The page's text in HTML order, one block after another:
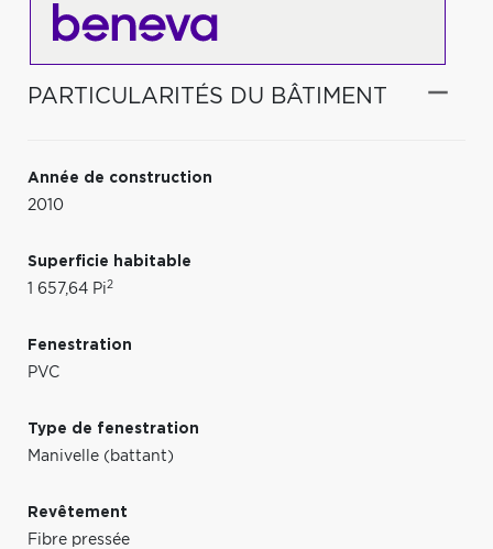
PARTICULARITÉS DU BÂTIMENT
Année de construction
2010
Superficie habitable
1 657,64 Pi2
Fenestration
PVC
Type de fenestration
Manivelle (battant)
Revêtement
Fibre pressée